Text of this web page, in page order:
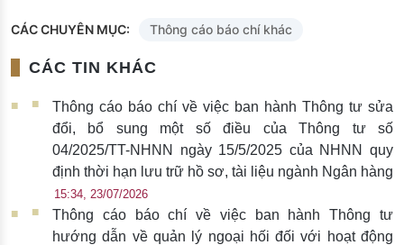
CÁC CHUYÊN MỤC: Thông cáo báo chí khác
CÁC TIN KHÁC
Thông cáo báo chí về việc ban hành Thông tư sửa
đổi, bổ sung một số điều của Thông tư số
04/2025/TT-NHNN ngày 15/5/2025 của NHNN quy
định thời hạn lưu trữ hồ sơ, tài liệu ngành Ngân hàng
15:34, 23/07/2026
Thông cáo báo chí về việc ban hành Thông tư
hướng dẫn về quản lý ngoại hối đối với hoạt động